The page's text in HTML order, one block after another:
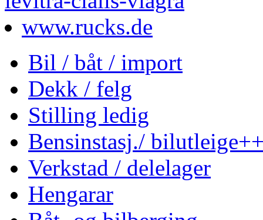
www.rucks.de
Bil / båt / import
Dekk / felg
Stilling ledig
Bensinstasj./
Verkstad / delelager
Hengarar